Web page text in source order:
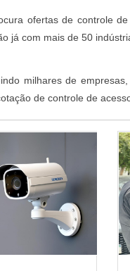
ofertas de controle
já com mais de 50
milhares de
de controle de